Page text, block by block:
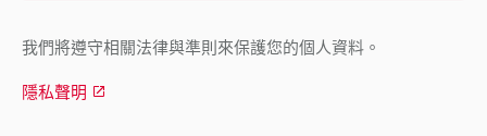
我們將遵守相關法律與準則來保護您的個人資料。
隱私聲明